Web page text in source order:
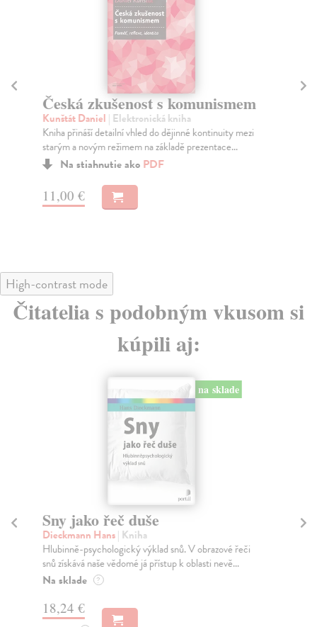
Česká zkušenost s komunismem
Kunštát Daniel | Elektronická kniha
Kniha přináší detailní vhled do dějinné kontinuity mezi
starým a novým režimem na základě prezentace...
Na stiahnutie ako PDF
11,00 €
High-contrast mode
Čitatelia s podobným vkusom si
kúpili aj:
na sklade
Sny jako řeč duše
Dieckmann Hans| Kniha
Hlubinně-psychologický výklad snů. V obrazové řeči
snů získává naše vědomé já přístup k oblasti nevě...
Na sklade ?
18,24 €